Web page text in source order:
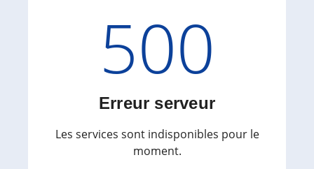
Code
500
Erreur serveur
Les services sont indisponibles pour le
moment.